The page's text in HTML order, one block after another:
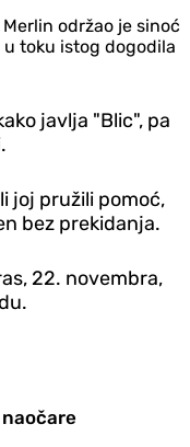
održao je sinoć
toku istog dogodila
javlja "Blic", pa
joj pružili pomoć,
bez prekidanja.
22. novembra,